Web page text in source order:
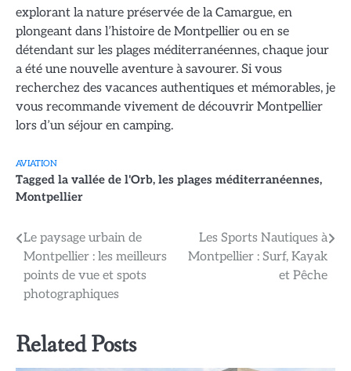
explorant la nature préservée de la Camargue, en
plongeant dans l’histoire de Montpellier ou en se
détendant sur les plages méditerranéennes, chaque jour
a été une nouvelle aventure à savourer. Si vous
recherchez des vacances authentiques et mémorables, je
vous recommande vivement de découvrir Montpellier
lors d’un séjour en camping.
AVIATION
Tagged la vallée de l'Orb, les plages méditerranéennes,
Montpellier
Navigation
de
l’article
Le paysage urbain de
Montpellier : les meilleurs
points de vue et spots
photographiques
Les Sports Nautiques à
Montpellier : Surf, Kayak
et Pêche
Related Posts